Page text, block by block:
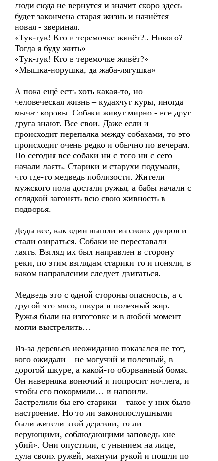
люди сюда не вернутся и значит скоро здесь
будет закончена старая жизнь и начнётся
новая - звериная.
«Тук-тук! Кто в теремочке живёт?.. Никого?
Тогда я буду жить»
«Тук-тук! Кто в теремочке живёт?»
«Мышка-норушка, да жаба-лягушка»
А пока ещё есть хоть какая-то, но
человеческая жизнь – кудахчут куры, иногда
мычат коровы. Собаки живут мирно - все друг
друга знают. Все свои. Даже если и
происходит перепалка между собаками, то это
происходит очень редко и обычно по вечерам.
Но сегодня все собаки ни с того ни с сего
начали лаять. Старики и старухи подумали,
что где-то медведь поблизости. Жители
мужского пола достали ружья, а бабы начали с
оглядкой загонять всю свою живность в
подворья.
Деды все, как один вышли из своих дворов и
стали озираться. Собаки не переставали
лаять. Взгляд их был направлен в сторону
реки, по этим взглядам старики то и поняли, в
каком направлении следует двигаться.
Медведь это с одной стороны опасность, а с
другой это мясо, шкура и полезный жир.
Ружья были на изготовке и в любой момент
могли выстрелить…
Из-за деревьев неожиданно показался не тот,
кого ожидали – не могучий и полезный, в
дорогой шкуре, а какой-то оборванный бомж.
Он наверняка вонючий и попросит ночлега, и
чтобы его покормили… и напоили.
Застрелили бы его старики – такое у них было
настроение. Но то ли законопослушными
были жители этой деревни, то ли
верующими, соблюдающими заповедь «не
убий». Они опустили, с унынием на лице,
дула своих ружей, махнули рукой и пошли по